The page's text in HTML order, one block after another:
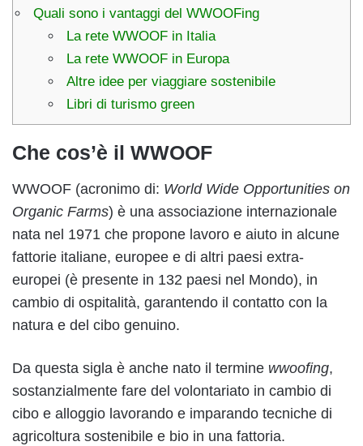
Quali sono i vantaggi del WWOOFing
La rete WWOOF in Italia
La rete WWOOF in Europa
Altre idee per viaggiare sostenibile
Libri di turismo green
Che cos’è il WWOOF
WWOOF (acronimo di: World Wide Opportunities on
Organic Farms) è una associazione internazionale
nata nel 1971 che propone lavoro e aiuto in alcune
fattorie italiane, europee e di altri paesi extra-
europei (è presente in 132 paesi nel Mondo), in
cambio di ospitalità, garantendo il contatto con la
natura e del cibo genuino.
Da questa sigla è anche nato il termine wwoofing,
sostanzialmente fare del volontariato in cambio di
cibo e alloggio lavorando e imparando tecniche di
agricoltura sostenibile e bio in una fattoria.